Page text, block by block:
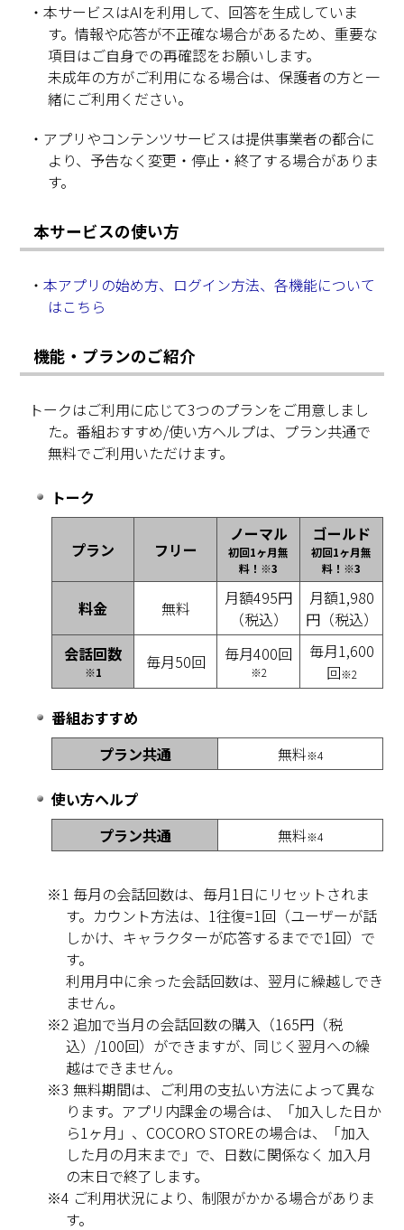
・本サービスはAIを利用して、回答を生成していま
す。情報や応答が不正確な場合があるため、重要な
項目はご自身での再確認をお願いします。
未成年の方がご利用になる場合は、保護者の方と一
緒にご利用ください。
・アプリやコンテンツサービスは提供事業者の都合に
より、予告なく変更・停止・終了する場合がありま
す。
本サービスの使い方
・本アプリの始め方、ログイン方法、各機能について
はこちら
機能・プランのご紹介
トークはご利用に応じて3つのプランをご用意しまし
た。番組おすすめ/使い方ヘルプは、プラン共通で
無料でご利用いただけます。
トーク
プラン フリー
ノーマル
初回1ヶ月無
料！※3
ゴールド
初回1ヶ月無
料！※3
料金 無料
月額495円
（税込）
月額1,980
円（税込）
会話回数
※1 毎月50回 毎月400回
※2
毎月1,600
回※2
番組おすすめ
プラン共通
無料※4
使い方ヘルプ
プラン共通
無料※4
※1 毎月の会話回数は、毎月1日にリセットされま
す。カウント方法は、1往復=1回（ユーザーが話
しかけ、キャラクターが応答するまでで1回）で
す。
利用月中に余った会話回数は、翌月に繰越しでき
ません。
※2 追加で当月の会話回数の購入（165円（税
込）/100回）ができますが、同じく翌月への繰
越はできません。
※3 無料期間は、ご利用の支払い方法によって異な
ります。アプリ内課金の場合は、「加入した日か
ら1ヶ月」、COCORO STOREの場合は、「加入
した月の月末まで」で、日数に関係なく 加入月
の末日で終了します。
※4 ご利用状況により、制限がかかる場合がありま
す。